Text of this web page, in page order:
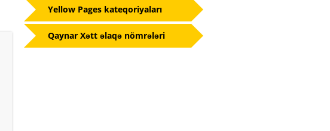
Yellow Pages kateqoriyaları
Qaynar Xətt əlaqə nömrələri